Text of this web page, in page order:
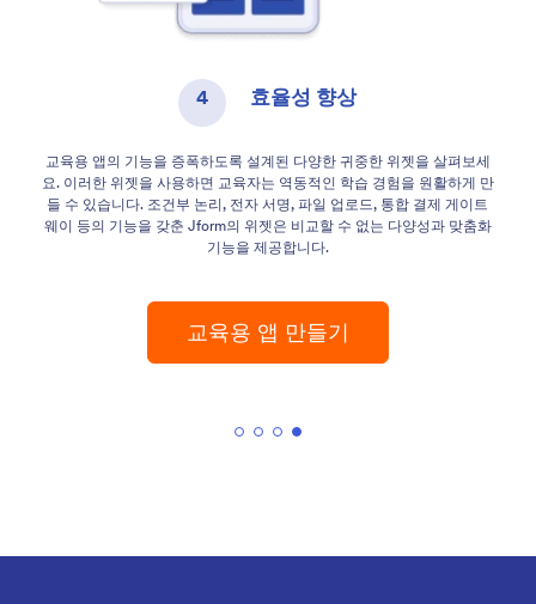
을 살펴보세
원활하게 만
결제 게이트
성과 맞춤화
1
생 진행 상황을 추적하고, 교사 및 학생과의 의사소통
니다. 교사는 대화형 퀴즈를 만들고, 과제를 디지털
학생에게 맞춤형 피드백을 제공할 수 있습니다. 학생
출하고, 프로젝트에서 동료들과 협력하고, 언제든지
교육용 앱 만들기